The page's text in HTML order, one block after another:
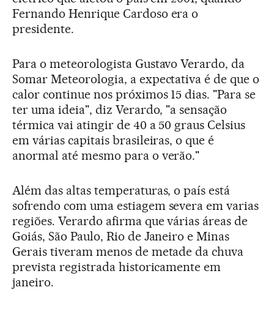
Fernando Henrique Cardoso era o
presidente.
Para o meteorologista Gustavo Verardo, da
Somar Meteorologia, a expectativa é de que o
calor continue nos próximos 15 dias. "Para se
ter uma ideia", diz Verardo, "a sensação
térmica vai atingir de 40 a 50 graus Celsius
em várias capitais brasileiras, o que é
anormal até mesmo para o verão."
Além das altas temperaturas, o país está
sofrendo com uma estiagem severa em varias
regiões. Verardo afirma que várias áreas de
Goiás, São Paulo, Rio de Janeiro e Minas
Gerais tiveram menos de metade da chuva
prevista registrada historicamente em
janeiro.